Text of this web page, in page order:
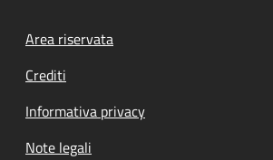
Footer menu
Area riservata
Crediti
Informativa privacy
Note legali